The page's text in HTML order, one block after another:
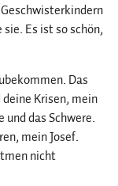
Es ist so schön,
Das
Krisen, mein
und das Schwere.
mein Josef.
nicht